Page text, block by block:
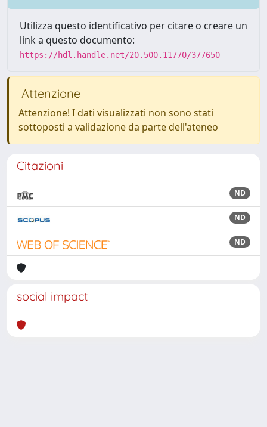
Utilizza questo identificativo per citare o creare un
link a questo documento:
https://hdl.handle.net/20.500.11770/377650
Attenzione
Attenzione! I dati visualizzati non sono stati
sottoposti a validazione da parte dell'ateneo
Citazioni
ND
ND
ND
social impact